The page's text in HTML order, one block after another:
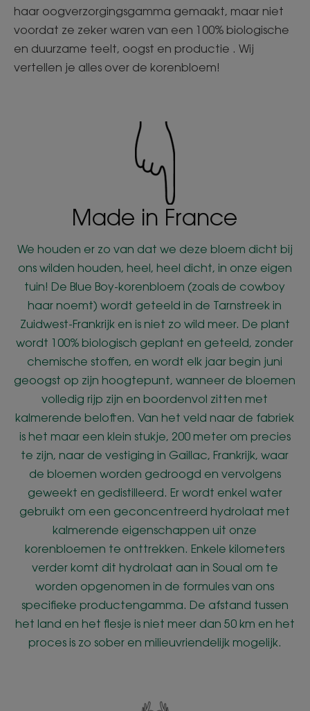
haar oogverzorgingsgamma gemaakt, maar niet
voordat ze zeker waren van een 100% biologische
en duurzame teelt, oogst en productie . Wij
vertellen je alles over de korenbloem!
Made in France
We houden er zo van dat we deze bloem dicht bij
ons wilden houden, heel, heel dicht, in onze eigen
tuin! De Blue Boy-korenbloem (zoals de cowboy
haar noemt) wordt geteeld in de Tarnstreek in
Zuidwest-Frankrijk en is niet zo wild meer. De plant
wordt 100% biologisch geplant en geteeld, zonder
chemische stoffen, en wordt elk jaar begin juni
geoogst op zijn hoogtepunt, wanneer de bloemen
volledig rijp zijn en boordenvol zitten met
kalmerende beloften. Van het veld naar de fabriek
is het maar een klein stukje, 200 meter om precies
te zijn, naar de vestiging in Gaillac, Frankrijk, waar
de bloemen worden gedroogd en vervolgens
geweekt en gedistilleerd. Er wordt enkel water
gebruikt om een geconcentreerd hydrolaat met
kalmerende eigenschappen uit onze
korenbloemen te onttrekken. Enkele kilometers
verder komt dit hydrolaat aan in Soual om te
worden opgenomen in de formules van ons
specifieke productengamma. De afstand tussen
het land en het flesje is niet meer dan 50 km en het
proces is zo sober en milieuvriendelijk mogelijk.